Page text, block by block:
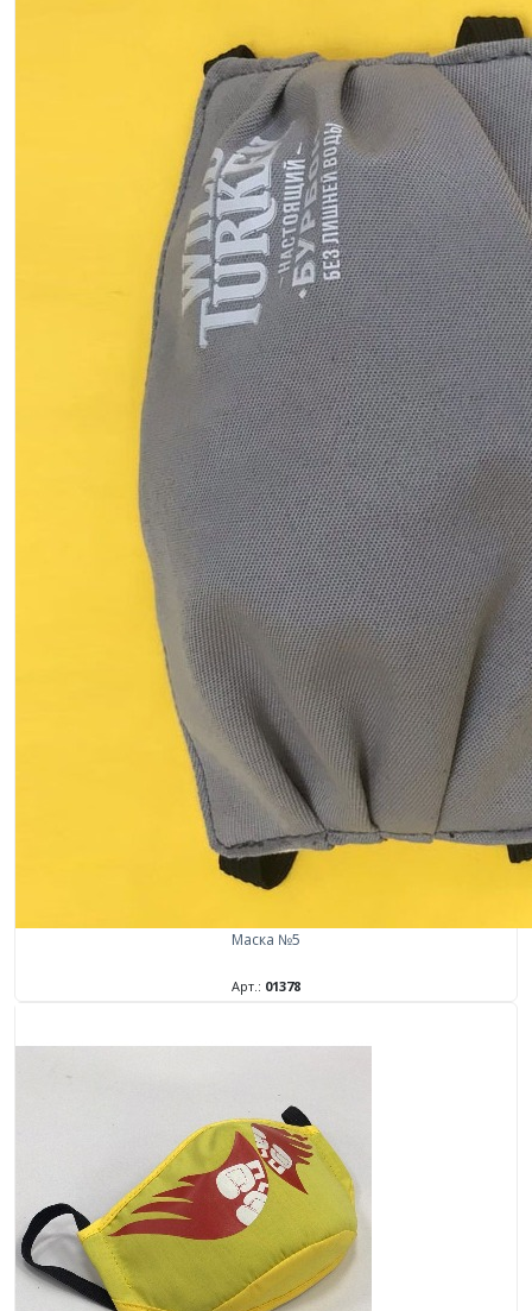
Маска №5
Арт.: 01378